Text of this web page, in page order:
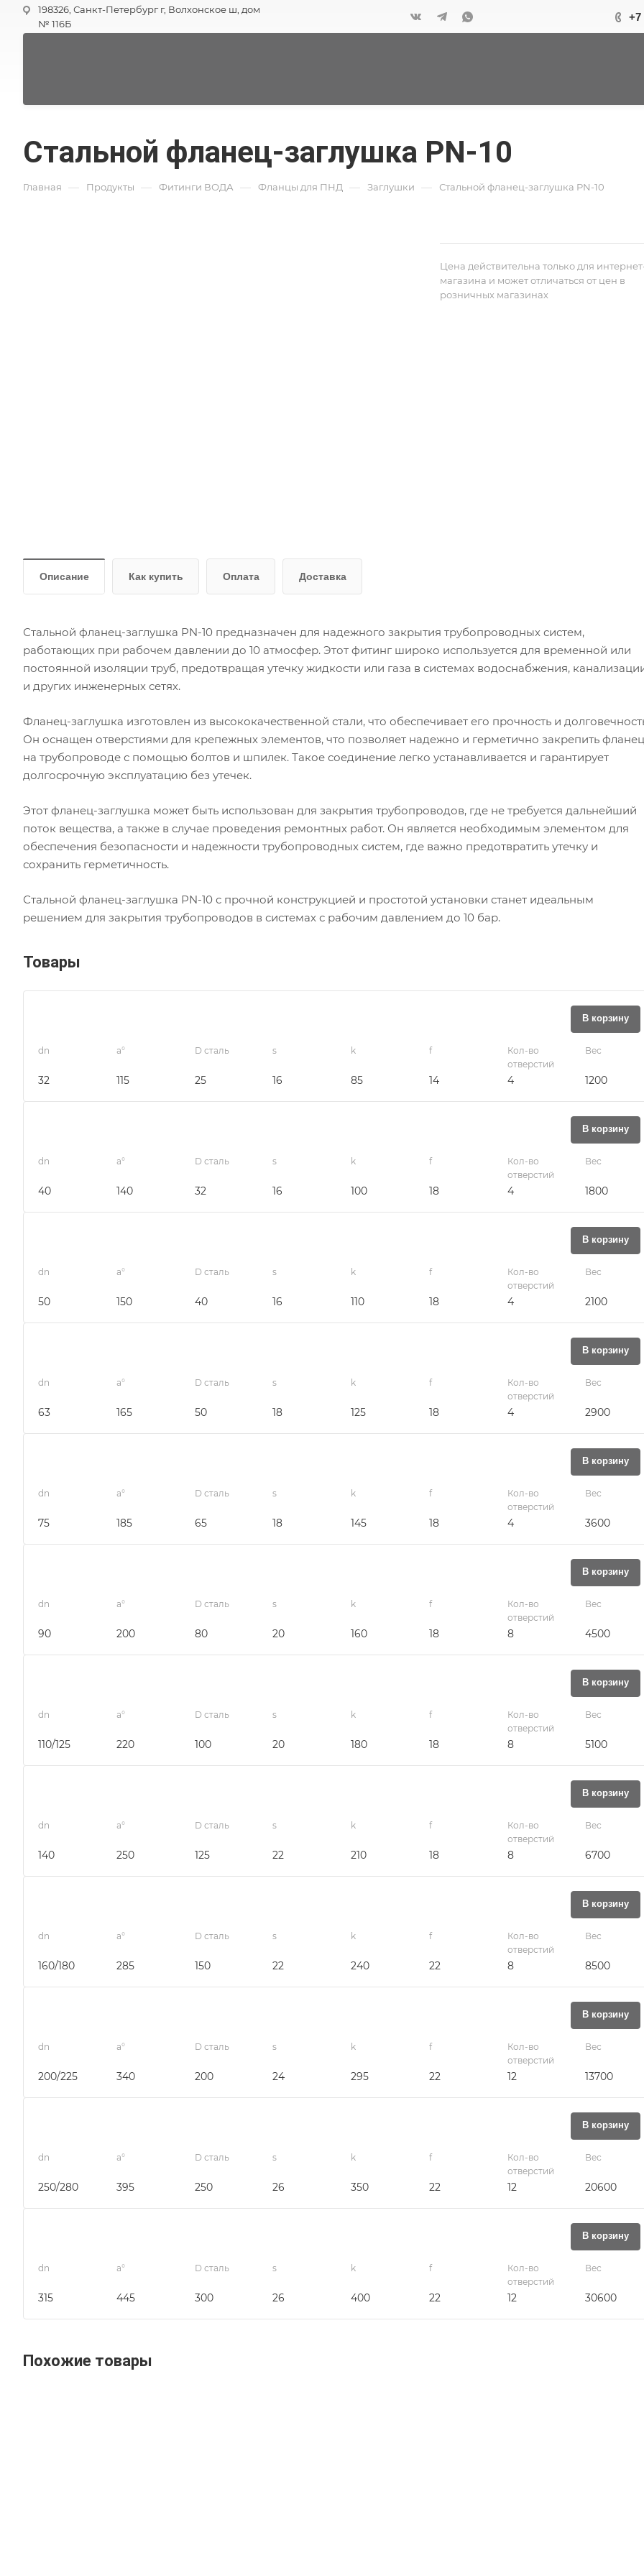
198326, Санкт-Петербург г, Волхонское ш, дом
№ 116Б
+7
Стальной фланец-заглушка PN-10
Главная — Продукты — Фитинги ВОДА — Фланцы для ПНД — Заглушки — Стальной фланец-заглушка PN-10
Цена действительна только для
магазина и может отличаться от цен в
розничных магазинах
Описание Как купить Оплата Доставка
Стальной фланец-заглушка PN-10 предназначен для надежного закрытия трубопроводных систем,
работающих при рабочем давлении до 10 атмосфер. Этот фитинг широко используется для временной или
постоянной изоляции труб, предотвращая утечку жидкости или газа в системах водоснабжения,
и других инженерных сетях.
Фланец-заглушка изготовлен из высококачественной стали, что обеспечивает его прочность и
Он оснащен отверстиями для крепежных элементов, что позволяет надежно и герметично закрепить фланец
на трубопроводе с помощью болтов и шпилек. Такое соединение легко устанавливается и гарантирует
долгосрочную эксплуатацию без утечек.
Этот фланец-заглушка может быть использован для закрытия трубопроводов, где не требуется дальнейший
поток вещества, а также в случае проведения ремонтных работ. Он является необходимым элементом для
обеспечения безопасности и надежности трубопроводных систем, где важно предотвратить утечку и
сохранить герметичность.
Стальной фланец-заглушка PN-10 с прочной конструкцией и простотой установки станет идеальным
решением для закрытия трубопроводов в системах с рабочим давлением до 10 бар.
Товары
В корзину
dn
32
a°
115
D сталь
25
s
16
k
85
f
14
Кол-во
отверстий
4
Вес
1200
В корзину
dn
40
a°
140
D сталь
32
s
16
k
100
f
18
Кол-во
отверстий
4
Вес
1800
В корзину
dn
50
a°
150
D сталь
40
s
16
k
110
f
18
Кол-во
отверстий
4
Вес
2100
В корзину
dn
63
a°
165
D сталь
50
s
18
k
125
f
18
Кол-во
отверстий
4
Вес
2900
В корзину
dn
75
a°
185
D сталь
65
s
18
k
145
f
18
Кол-во
отверстий
4
Вес
3600
В корзину
dn
90
a°
200
D сталь
80
s
20
k
160
f
18
Кол-во
отверстий
8
Вес
4500
В корзину
dn
110/125
a°
220
D сталь
100
s
20
k
180
f
18
Кол-во
отверстий
8
Вес
5100
В корзину
dn
140
a°
250
D сталь
125
s
22
k
210
f
18
Кол-во
отверстий
8
Вес
6700
В корзину
dn
160/180
a°
285
D сталь
150
s
22
k
240
f
22
Кол-во
отверстий
8
Вес
8500
В корзину
dn
200/225
a°
340
D сталь
200
s
24
k
295
f
22
Кол-во
отверстий
12
Вес
13700
В корзину
dn
250/280
a°
395
D сталь
250
s
26
k
350
f
22
Кол-во
отверстий
12
Вес
20600
В корзину
dn
315
a°
445
D сталь
300
s
26
k
400
f
22
Кол-во
отверстий
12
Вес
30600
Похожие товары